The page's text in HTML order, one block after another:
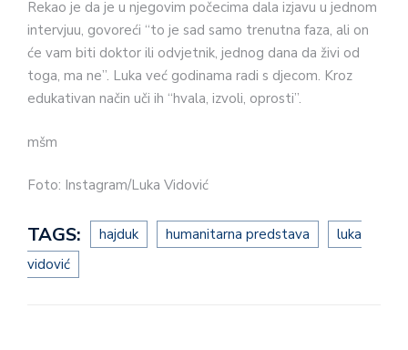
Rekao je da je u njegovim počecima dala izjavu u jednom
intervjuu, govoreći “to je sad samo trenutna faza, ali on
će vam biti doktor ili odvjetnik, jednog dana da živi od
toga, ma ne”. Luka već godinama radi s djecom. Kroz
edukativan način uči ih “hvala, izvoli, oprosti”.
mšm
Foto: Instagram/Luka Vidović
TAGS: hajduk humanitarna predstava
luka
vidović